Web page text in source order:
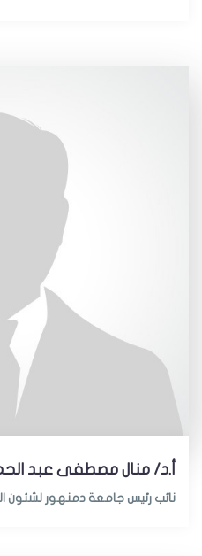
أ.د/ منال مصطفى عبد
نائب رئيس جامعة دمنهور لشئون